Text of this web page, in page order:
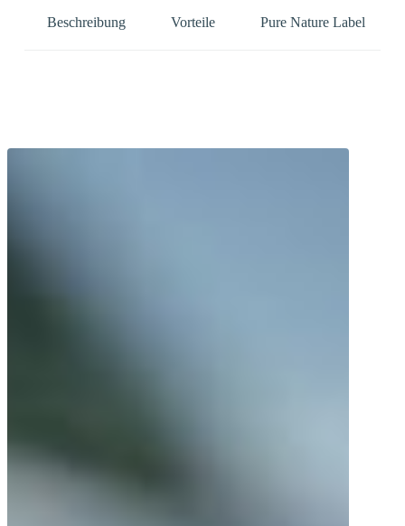
Beschreibung Vorteile Pure Nature Label